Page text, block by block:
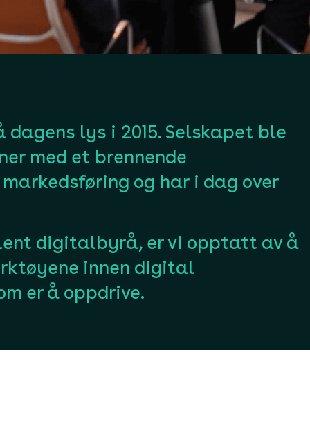
dagens lys i 2015. Selskapet ble
med et brennende
og har i dag over
digitalbyrå, er vi opptatt av å
innen digital
er å oppdrive.